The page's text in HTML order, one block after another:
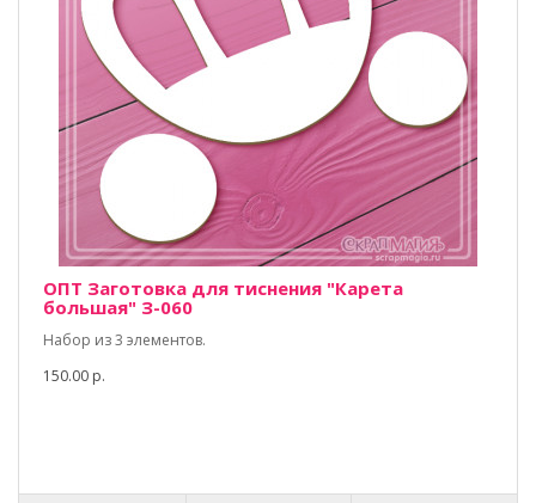
ОПТ Заготовка для тиснения "Карета
большая" З-060
Набор из 3 элементов.
150.00 р.